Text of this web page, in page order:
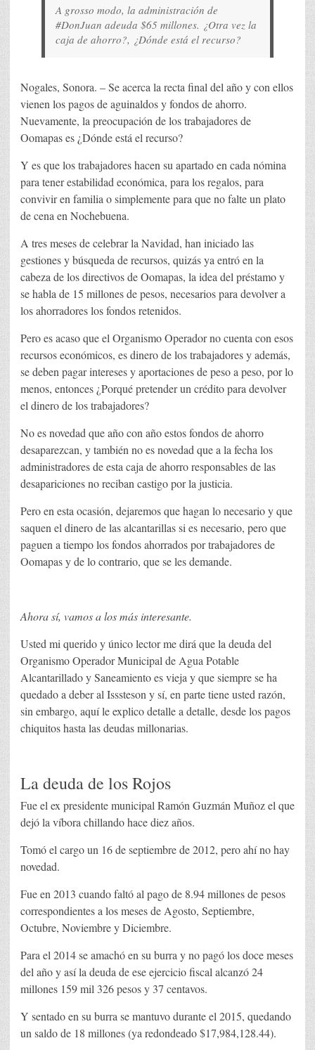
A grosso modo, la administración de
#DonJuan adeuda $65 millones. ¿Otra vez la
caja de ahorro?, ¿Dónde está el recurso?
Nogales, Sonora. – Se acerca la recta final del año y con ellos
vienen los pagos de aguinaldos y fondos de ahorro.
Nuevamente, la preocupación de los trabajadores de
Oomapas es ¿Dónde está el recurso?
Y es que los trabajadores hacen su apartado en cada nómina
para tener estabilidad económica, para los regalos, para
convivir en familia o simplemente para que no falte un plato
de cena en Nochebuena.
A tres meses de celebrar la Navidad, han iniciado las
gestiones y búsqueda de recursos, quizás ya entró en la
cabeza de los directivos de Oomapas, la idea del préstamo y
se habla de 15 millones de pesos, necesarios para devolver a
los ahorradores los fondos retenidos.
Pero es acaso que el Organismo Operador no cuenta con esos
recursos económicos, es dinero de los trabajadores y además,
se deben pagar intereses y aportaciones de peso a peso, por lo
menos, entonces ¿Porqué pretender un crédito para devolver
el dinero de los trabajadores?
No es novedad que año con año estos fondos de ahorro
desaparezcan, y también no es novedad que a la fecha los
administradores de esta caja de ahorro responsables de las
desapariciones no reciban castigo por la justicia.
Pero en esta ocasión, dejaremos que hagan lo necesario y que
saquen el dinero de las alcantarillas si es necesario, pero que
paguen a tiempo los fondos ahorrados por trabajadores de
Oomapas y de lo contrario, que se les demande.
Ahora sí, vamos a los más interesante.
Usted mi querido y único lector me dirá que la deuda del
Organismo Operador Municipal de Agua Potable
Alcantarillado y Saneamiento es vieja y que siempre se ha
quedado a deber al Isssteson y sí, en parte tiene usted razón,
sin embargo, aquí le explico detalle a detalle, desde los pagos
chiquitos hasta las deudas millonarias.
La deuda de los Rojos
Fue el ex presidente municipal Ramón Guzmán Muñoz el que
dejó la víbora chillando hace diez años.
Tomó el cargo un 16 de septiembre de 2012, pero ahí no hay
novedad.
Fue en 2013 cuando faltó al pago de 8.94 millones de pesos
correspondientes a los meses de Agosto, Septiembre,
Octubre, Noviembre y Diciembre.
Para el 2014 se amachó en su burra y no pagó los doce meses
del año y así la deuda de ese ejercicio fiscal alcanzó 24
millones 159 mil 326 pesos y 37 centavos.
Y sentado en su burra se mantuvo durante el 2015, quedando
un saldo de 18 millones (ya redondeado $17,984,128.44).